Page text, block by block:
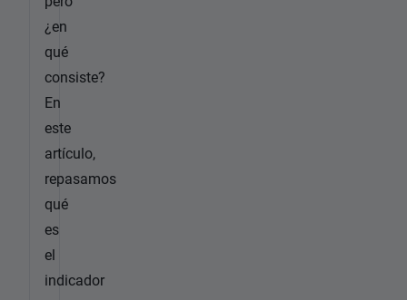
¿en
qué
consiste?
En
este
artículo,
repasamos
qué
es
el
indicador